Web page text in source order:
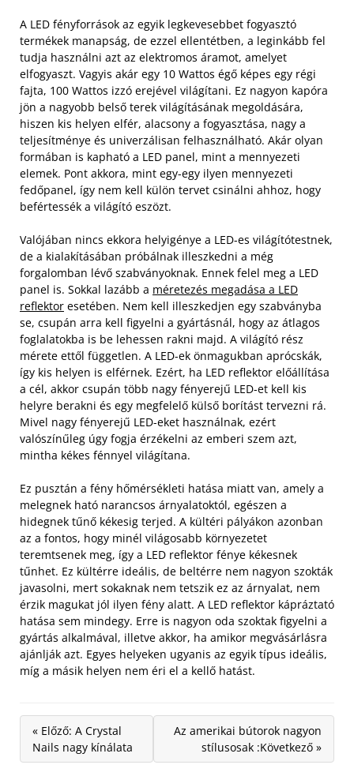
A LED fényforrások az egyik legkevesebbet fogyasztó
termékek manapság, de ezzel ellentétben, a leginkább fel
tudja használni azt az elektromos áramot, amelyet
elfogyaszt. Vagyis akár egy 10 Wattos égő képes egy régi
fajta, 100 Wattos izzó erejével világítani. Ez nagyon kapóra
jön a nagyobb belső terek világításának megoldására,
hiszen kis helyen elfér, alacsony a fogyasztása, nagy a
teljesítménye és univerzálisan felhasználható. Akár olyan
formában is kapható a LED panel, mint a mennyezeti
elemek. Pont akkora, mint egy-egy ilyen mennyezeti
fedőpanel, így nem kell külön tervet csinálni ahhoz, hogy
befértessék a világító eszözt.
Valójában nincs ekkora helyigénye a LED-es világítótestnek,
de a kialakításában próbálnak illeszkedni a még
forgalomban lévő szabványoknak. Ennek felel meg a LED
panel is. Sokkal lazább a méretezés megadása a LED
reflektor esetében. Nem kell illeszkedjen egy szabványba
se, csupán arra kell figyelni a gyártásnál, hogy az átlagos
foglalatokba is be lehessen rakni majd. A világító rész
mérete ettől független. A LED-ek önmagukban aprócskák,
így kis helyen is elférnek. Ezért, ha LED reflektor előállítása
a cél, akkor csupán több nagy fényerejű LED-et kell kis
helyre berakni és egy megfelelő külső borítást tervezni rá.
Mivel nagy fényerejű LED-eket használnak, ezért
valószínűleg úgy fogja érzékelni az emberi szem azt,
mintha kékes fénnyel világítana.
Ez pusztán a fény hőmérsékleti hatása miatt van, amely a
melegnek ható narancsos árnyalatoktól, egészen a
hidegnek tűnő kékesig terjed. A kültéri pályákon azonban
az a fontos, hogy minél világosabb környezetet
teremtsenek meg, így a LED reflektor fénye kékesnek
tűnhet. Ez kültérre ideális, de beltérre nem nagyon szokták
javasolni, mert sokaknak nem tetszik ez az árnyalat, nem
érzik magukat jól ilyen fény alatt. A LED reflektor kápráztató
hatása sem mindegy. Erre is nagyon oda szoktak figyelni a
gyártás alkalmával, illetve akkor, ha amikor megvásárlásra
ajánlják azt. Egyes helyeken ugyanis az egyik típus ideális,
míg a másik helyen nem éri el a kellő hatást.
« Előző: A Crystal
Nails nagy kínálata
Az amerikai bútorok nagyon
stílusosak :Következő »